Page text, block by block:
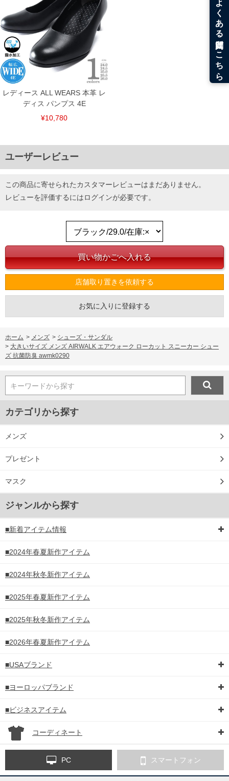
※【ボトムの裾上げをご希望の場合】
裾上げ料金は500円+税となります。
備考欄に股下●cmとご記入下さい。（裾上げ無料対象商品は1本につき税込6,000円以
上の品が対象。1本5,999円以下の商品は有料（500円+税）となります。）
出荷まで約1週間～20日間程お時間を頂く場合がございます。
尚、裾上げした商品は返品・交換不可となりますので、予めご了承下さい。
一部、お直しに対応出来ない商品がございます。(例：裾にファスナーや調節ひもが付
いている、極端なデザインが施されている等)
※商品によって若干のサイズの誤差がございます。また、お客様がご使用の環境（コ
ンピュータ画面）によって、商品の色味が若干異なる場合がございます。予めご了承
※当店での掲載商品は、実店鋪と在庫を共用しておりますので店頭での売り違い、店
舗からのお取り寄せ等により、お客様にご迷惑をお掛けしてしまう場合がございま
す。そのようなことがない様最大限に努めておりますが、もしあった場合速やかにご
ITEM INTRODUCTION
COLOR VARIATION
DETAIL
レディース ALL WEARS 本革 レ
ディス パンプス 4E
¥10,780
ユーザーレビュー
この商品に寄せられたカスタマーレビューはまだありません。
レビューを評価するにはログインが必要です。
店舗取り置きを依頼する
お気に入りに登録する
ホーム > メンズ > シューズ・サンダル
> 大きいサイズ メンズ AIRWALK エアウォーク ローカット スニーカー シュー
ズ 抗菌防臭 awmk0290
キーワードから探す
カテゴリから探す
メンズ
プレゼント
マスク
ジャンルから探す
■新着アイテム情報
■2024年春夏新作アイテム
■2024年秋冬新作アイテム
■2025年春夏新作アイテム
■2025年秋冬新作アイテム
■2026年春夏新作アイテム
■USAブランド
■ヨーロッパブランド
■ビジネスアイテム
コーディネート
PC スマートフォン